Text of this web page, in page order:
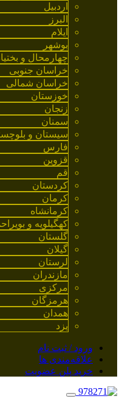
اردبیل
البرز
ایلام
بوشهر
چهارمحال و
خراسان جنوبی
خراسان شمالی
خوزستان
زنجان
سمنان
سیستان و
فارس
قزوین
قم
کردستان
کرمان
کرمانشاه
کهگیلویه و
گلستان
گیلان
لرستان
مازندران
مرکزی
هرمزگان
همدان
یزد
ورود / ثبت نام
علاقه‌مندی ها
خرید پلن عضویت